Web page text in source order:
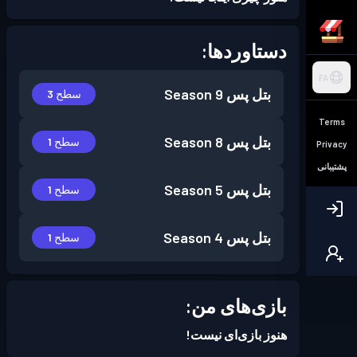
FA
Terms
Privacy
پشتیبانی
دستاوردها:
بتل پس Season 9 سطح 3
بتل پس Season 8 سطح 1
بتل پس Season 5 سطح 1
بتل پس Season 4 سطح 1
بازی‌های من:
هنوز بازی‌ای نیست!